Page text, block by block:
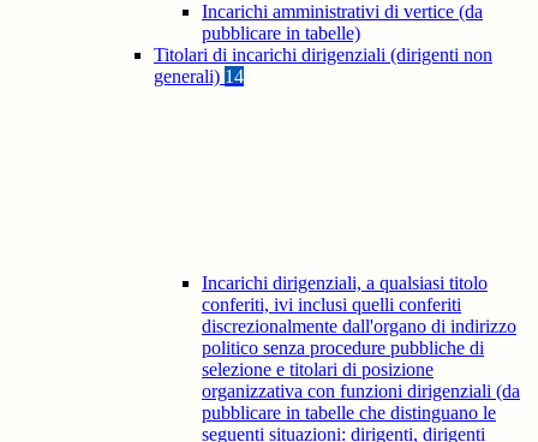
Incarichi amministrativi di vertice (da
pubblicare in tabelle)
Titolari di incarichi dirigenziali (dirigenti non
generali) 14
Incarichi dirigenziali, a qualsiasi titolo
conferiti, ivi inclusi quelli conferiti
discrezionalmente dall'organo di indirizzo
politico senza procedure pubbliche di
selezione e titolari di posizione
organizzativa con funzioni dirigenziali (da
pubblicare in tabelle che distinguano le
seguenti situazioni: dirigenti, dirigenti